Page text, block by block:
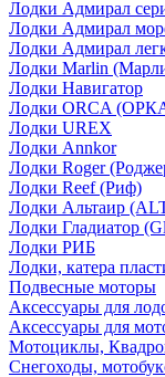
Лодки Адмирал
Лодки Адмирал
Лодки Адмирал
Лодки Marlin
Лодки Навигатор
Лодки ORCA
Лодки UREX
Лодки Annkor
Лодки Roger
Лодки Reef (Риф)
Лодки Альтаир
Лодки Гладиатор
Лодки РИБ
Лодки, катера
Подвесные моторы
Аксессуары для
Аксессуары для
Мотоциклы,
Снегоходы,